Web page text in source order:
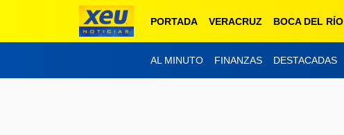
PORTADA VERACRUZ BOCA DEL RÍO
AL MINUTO FINANZAS DESTACADAS